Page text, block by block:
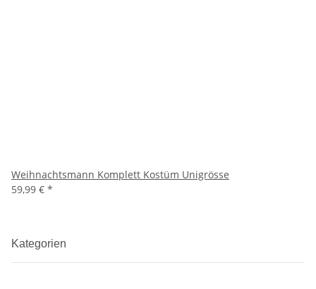
Weihnachtsmann Komplett Kostüm Unigrösse
59,99 € *
Kategorien